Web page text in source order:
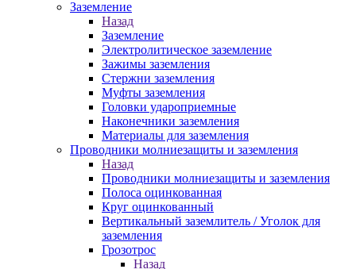
Заземление
Назад
Заземление
Электролитическое заземление
Зажимы заземления
Стержни заземления
Муфты заземления
Головки удароприемные
Наконечники заземления
Материалы для заземления
Проводники молниезащиты и заземления
Назад
Проводники молниезащиты и заземления
Полоса оцинкованная
Круг оцинкованный
Вертикальный заземлитель / Уголок для
заземления
Грозотрос
Назад